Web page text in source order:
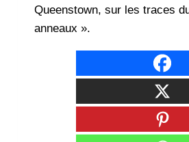
Queenstown, sur les traces
anneaux ».